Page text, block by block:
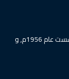
هي أول جريدة مسائية في جمهورية مصر العربية تأسست عام 1956م, و